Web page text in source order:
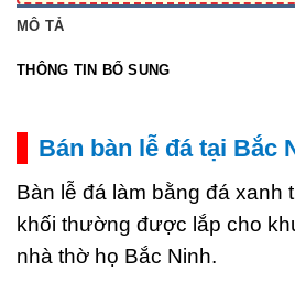
MÔ TẢ
THÔNG TIN BỔ SUNG
Bán bàn lễ đá tại Bắc
Bàn lễ đá làm bằng đá xanh
khối thường được lắp cho
nhà thờ họ Bắc Ninh.